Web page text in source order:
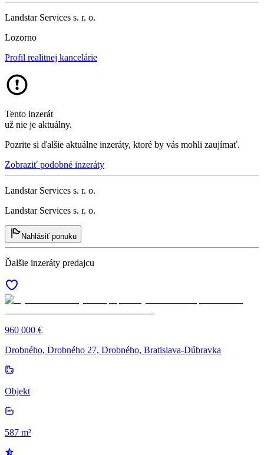
Landstar Services s. r. o.
Lozorno
Profil realitnej kancelárie
Tento inzerát
už nie je aktuálny.
Pozrite si ďalšie aktuálne inzeráty, ktoré by vás mohli zaujímať.
Zobraziť podobné inzeráty
Landstar Services s. r. o.
Landstar Services s. r. o.
Nahlásiť ponuku
Ďalšie inzeráty predajcu
960 000 €
Drobného, Drobného 27, Drobného, Bratislava-Dúbravka
Objekt
587 m²